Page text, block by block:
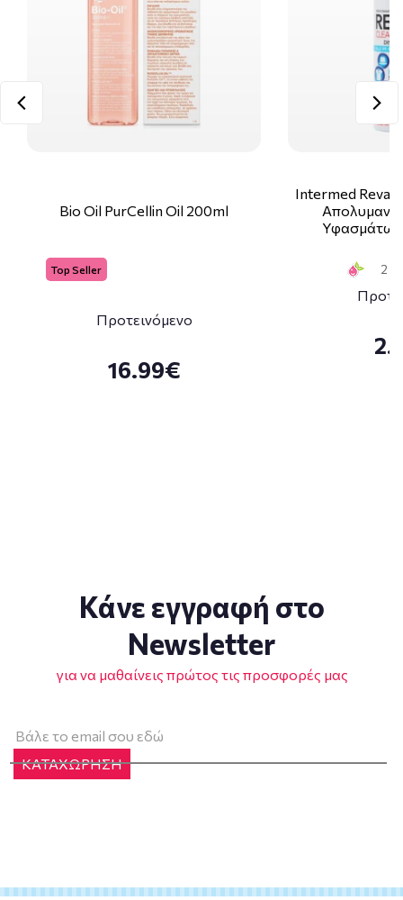
Bio Oil PurCellin Oil 200ml
Top Seller
Προτεινόμενο
16.99€
Intermed Reval
2
Κάνε εγγραφή στο
Newsletter
για να μαθαίνεις πρώτος τις προσφορές μας
ΚΑΤΑΧΩΡΗΣΗ